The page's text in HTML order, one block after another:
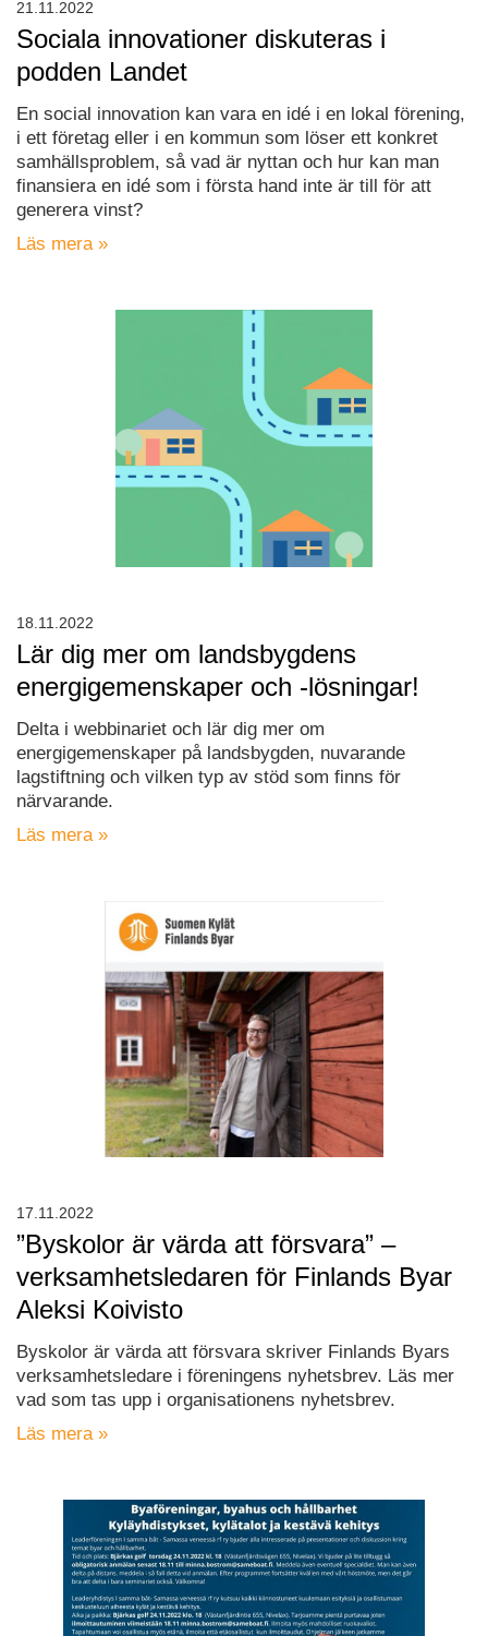
Sociala innovationer diskuteras i
podden Landet
En social innovation kan vara en idé i en lokal förening,
i ett företag eller i en kommun som löser ett konkret
samhällsproblem, så vad är nyttan och hur kan man
finansiera en idé som i första hand inte är till för att
generera vinst?
Läs mera »
21.11.2022
Lär dig mer om landsbygdens
energigemenskaper och -lösningar!
Delta i webbinariet och lär dig mer om
energigemenskaper på landsbygden, nuvarande
lagstiftning och vilken typ av stöd som finns för
närvarande.
Läs mera »
18.11.2022
”Byskolor är värda att försvara” –
verksamhetsledaren för Finlands Byar
Aleksi Koivisto
Byskolor är värda att försvara skriver Finlands Byars
verksamhetsledare i föreningens nyhetsbrev. Läs mer
vad som tas upp i organisationens nyhetsbrev.
Läs mera »
17.11.2022